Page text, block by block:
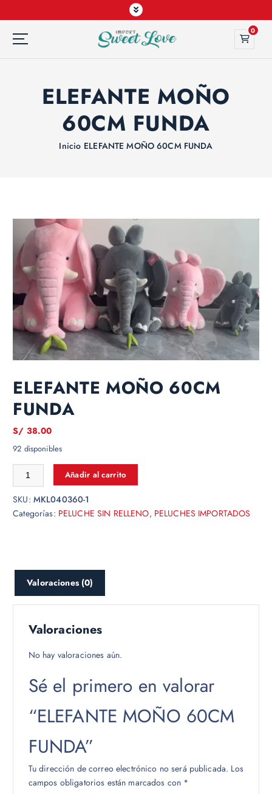
0
ELEFANTE MOÑO
60CM FUNDA
Inicio ELEFANTE MOÑO 60CM FUNDA
ELEFANTE MOÑO 60CM
FUNDA
S/ 38.00
92 disponibles
Añadir al carrito
SKU: MKL040360-1
Categorías: PELUCHE SIN RELLENO, PELUCHES IMPORTADOS
Valoraciones (0)
Valoraciones
No hay valoraciones aún.
Sé el primero en valorar
“ELEFANTE MOÑO 60CM
FUNDA”
Tu dirección de correo electrónico no será publicada. Los
campos obligatorios están marcados con *